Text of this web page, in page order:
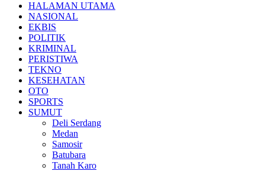
HALAMAN UTAMA
NASIONAL
EKBIS
POLITIK
KRIMINAL
PERISTIWA
TEKNO
KESEHATAN
OTO
SPORTS
SUMUT
Deli Serdang
Medan
Samosir
Batubara
Tanah Karo